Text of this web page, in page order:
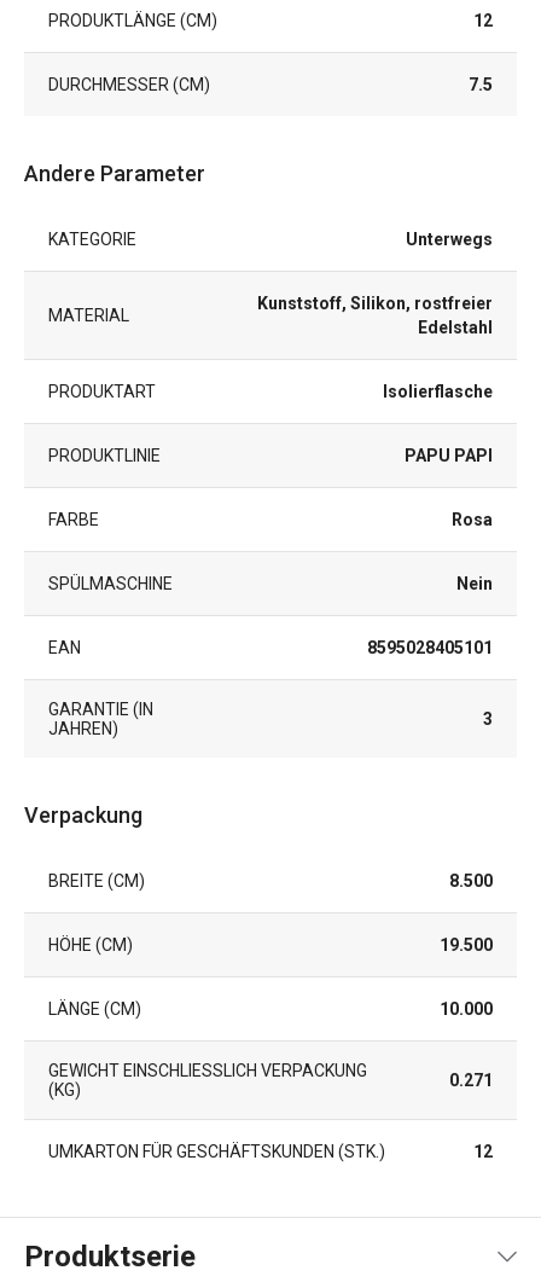
PRODUKTLÄNGE (CM) 12
DURCHMESSER (CM) 7.5
Andere Parameter
KATEGORIE Unterwegs
MATERIAL
Kunststoff, Silikon, rostfreier
Edelstahl
PRODUKTART Isolierflasche
PRODUKTLINIE PAPU PAPI
FARBE Rosa
SPÜLMASCHINE Nein
EAN 8595028405101
GARANTIE (IN
JAHREN)
3
Verpackung
BREITE (CM) 8.500
HÖHE (CM) 19.500
LÄNGE (CM) 10.000
GEWICHT EINSCHLIESSLICH VERPACKUNG (
KG)
0.271
UMKARTON FÜR GESCHÄFTSKUNDEN (STK.) 12
Produktserie